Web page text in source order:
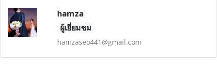
hamza
ผู้เยี่ยมชม
hamzaseo441@gmail.com